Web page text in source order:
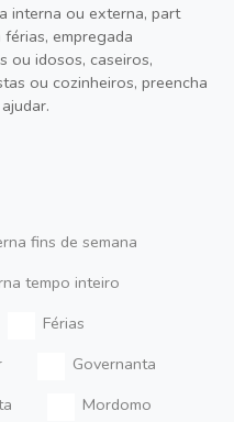
interna ou externa, part
empregada
ou idosos, caseiros,
ou cozinheiros, preencha
fins de semana
tempo inteiro
Férias
Governanta
Mordomo